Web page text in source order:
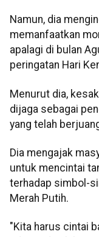
Namun, dia
memanfaatkan
apalagi di bulan
peringatan Hari
Menurut dia,
dijaga sebagai
yang telah
Dia mengajak
untuk mencintai
terhadap simbol-
Merah Putih.
"Kita harus cintai